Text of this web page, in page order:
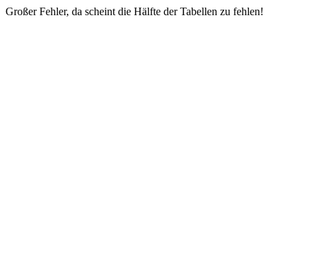
Großer Fehler, da scheint die Hälfte der Tabellen zu fehlen!